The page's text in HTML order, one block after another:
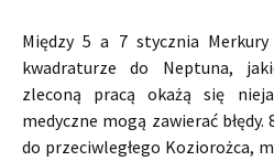
Między 5 a 7 stycznia
kwadraturze do Neptuna,
zleconą pracą okażą się
medyczne mogą zawierać
do przeciwległego Koziorożca,